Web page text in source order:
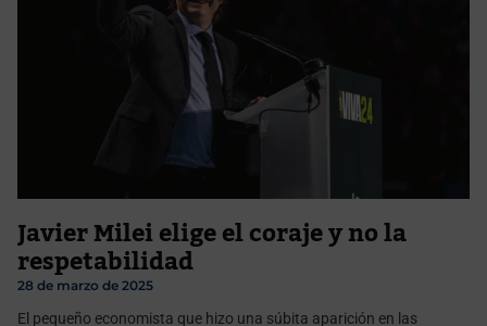
Javier Milei elige el coraje y no la
respetabilidad
28 de marzo de 2025
El pequeño economista que hizo una súbita aparición en las